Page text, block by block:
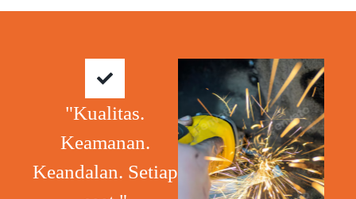
"Kualitas.
Keamanan.
Keandalan. Setiap